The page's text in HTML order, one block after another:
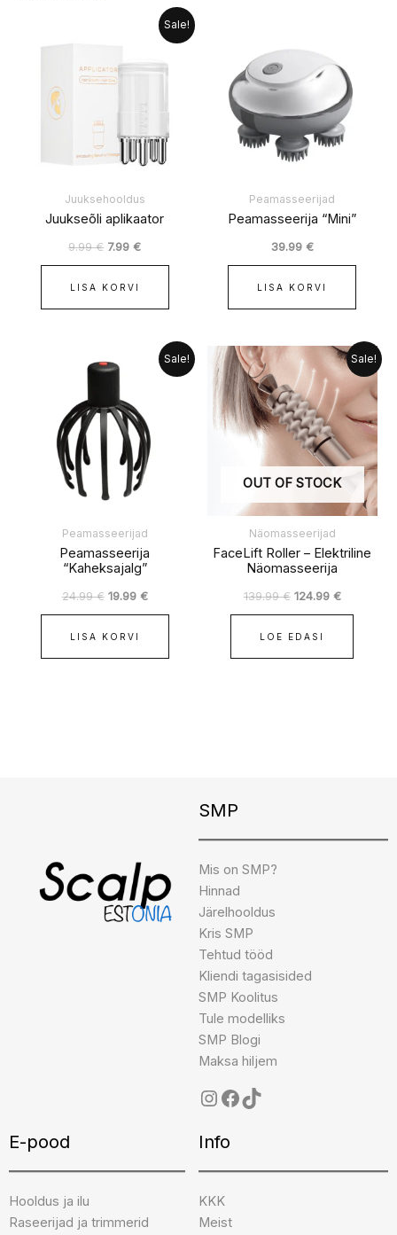
Sale!
Juuksehooldus
Juukseõli aplikaator
9.99€
9.99 €.
7.99€
Praegune
hind
7.99 €.
LISA KORVI
Peamasseerijad
Peamasseerija “Mini”
39.99 €
LISA KORVI
Sale!
Peamasseerijad
Peamasseerija
“Kaheksajalg”
24.99€
hind
24.99 €.
19.99 €
Praegune
hind
LISA KORVI
Sale!
OUT OF STOCK
Näomasseerijad
FaceLift Roller – Elektriline
Näomasseerija
139.99€
Algne
hind
oli:
139.99 €.
124.99 €
Praegune
hind
on:
124.99 €.
LOE EDASI
SMP
Mis on SMP?
Hinnad
Järelhooldus
Kris SMP
Tehtud tööd
Kliendi tagasisided
SMP Koolitus
Tule modelliks
SMP Blogi
Maksa hiljem
Instagram
Facebook
E-pood
Hooldus ja ilu
Raseerijad ja trimmerid
Info
KKK
Meist